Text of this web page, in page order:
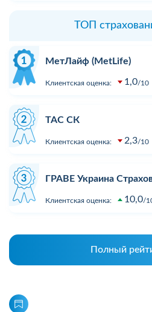
ТОП
МетЛайф (MetLife)
Клиентская оценка: 1,0 10
ТАС СК
Клиентская оценка: 2,3 10
ГРАВЕ Украина
Клиентская оценка: 10,0
Полный